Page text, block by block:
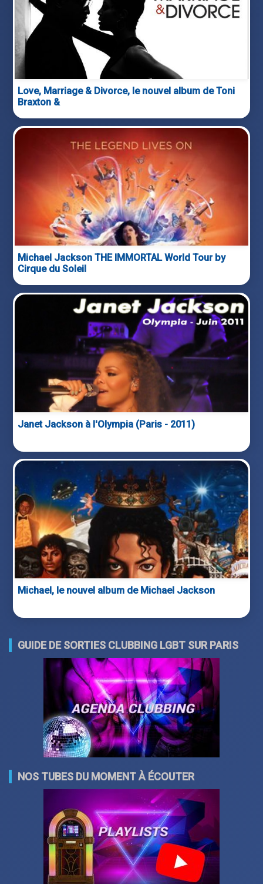
Love, Marriage & Divorce, le nouvel album de Toni
Braxton &
Michael Jackson THE IMMORTAL World Tour by
Cirque du Soleil
Janet Jackson à l'Olympia (Paris - 2011)
Michael, le nouvel album de Michael Jackson
GUIDE DE SORTIES CLUBBING LGBT SUR PARIS
NOS TUBES DU MOMENT À ÉCOUTER